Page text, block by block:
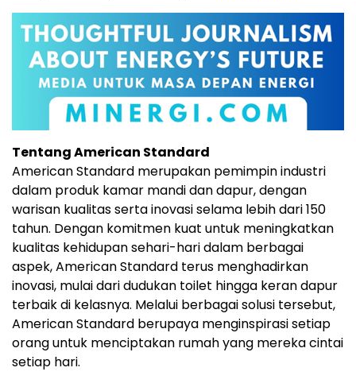
Tentang American Standard
American Standard merupakan pemimpin industri
dalam produk kamar mandi dan dapur, dengan
warisan kualitas serta inovasi selama lebih dari 150
tahun. Dengan komitmen kuat untuk meningkatkan
kualitas kehidupan sehari-hari dalam berbagai
aspek, American Standard terus menghadirkan
inovasi, mulai dari dudukan toilet hingga keran dapur
terbaik di kelasnya. Melalui berbagai solusi tersebut,
American Standard berupaya menginspirasi setiap
orang untuk menciptakan rumah yang mereka cintai
setiap hari.